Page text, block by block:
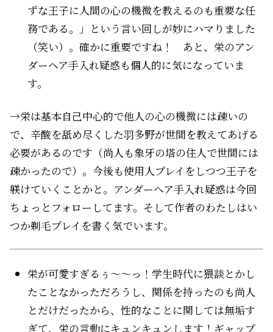
ずな王子に人間の心の機微を教えるのも重要な任
務である。」という言い回しが妙にハマりました
（笑い）。確かに重要ですね！ あと、栄のアン
ダーヘア手入れ疑惑も個人的に気になっていま
す。
→栄は基本自己中心的で他人の心の機微には疎いの
で、辛酸を舐め尽くした羽多野が世間を教えてあげる
必要があるのです（尚人も象牙の塔の住人で世間には
疎かったので）。今後も使用人プレイをしつつ王子を
躾けていくことかと。アンダーヘア手入れ疑惑は今回
ちょっとフォローしてます。そして作者のわたしはい
つか剃毛プレイを書く気でいます。
栄が可愛すぎるぅ〜〜っ！学生時代に猥談とかし
たことなかっただろうし、関係を持ったのも尚人
とだけだったから、性的なことに関しては無垢す
ぎて、栄の言動にキュンキュンします！ギャップ